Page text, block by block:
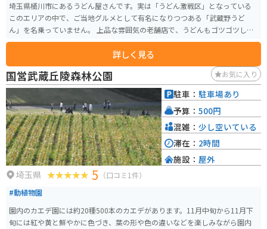
埼玉県桶川市にあるうどん屋さんです。実は「うどん激戦区」となっている
このエリアの中で、ご当地グルメとして有名になりつつある「武蔵野うど
ん」を名乗っていません。 上品な雰囲気の老舗店で、うどんもゴツゴツした
武蔵野うどんとはまた違ったモチモチ麺です。地元ではかなりの人気店とな
っており、昼時は外で待たねばならないこともあります。 駐車場は裏に自動
車3台分ありますが、混雑時バイクを停めるのは避けた方がよいでしょう。
詳しく見る
国営武蔵丘陵森林公園 お気に入り
埼玉県 5 （口コミ1件）
#動植物園
園内のカエデ園には約20種500本のカエデがあります。11月中旬から11月下
旬には紅や黄と鮮やかに色づき、葉の形や色の違いなどを楽しみながら園内
駐車： 駐車場あり
予算： 500円
混雑： 少し空いている
滞在： 2時間
施設： 屋外